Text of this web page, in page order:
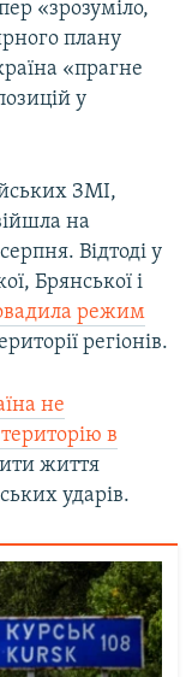
«зрозуміло,
плану
«прагне
у
ЗМІ,
на
Відтоді у
Брянської і
режим
регіонів.
не
в
життя
ударів.